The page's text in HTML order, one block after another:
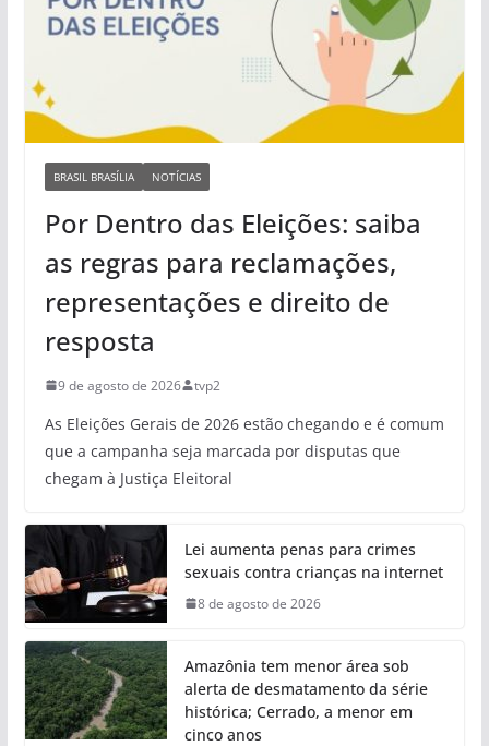
BRASIL BRASÍLIA NOTÍCIAS
Por Dentro das Eleições: saiba
as regras para reclamações,
representações e direito de
resposta
9 de agosto de 2026 tvp2
As Eleições Gerais de 2026 estão chegando e é comum
que a campanha seja marcada por disputas que
chegam à Justiça Eleitoral
Lei aumenta penas para crimes
sexuais contra crianças na internet
8 de agosto de 2026
Amazônia tem menor área sob
alerta de desmatamento da série
histórica; Cerrado, a menor em
cinco anos